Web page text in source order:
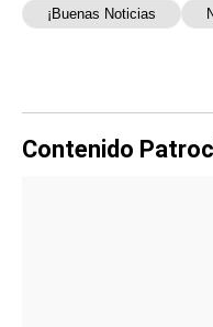
¡Buenas Noticias
Contenido